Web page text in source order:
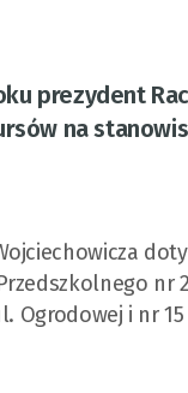
prezydent
na
nr
Ogrodowej i nr